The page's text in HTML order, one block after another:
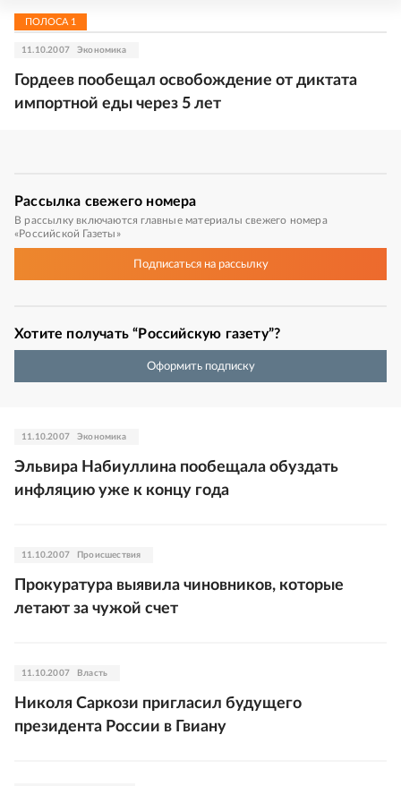
ПОЛОСА 1
11.10.2007 Экономика
Гордеев пообещал освобождение от диктата
импортной еды через 5 лет
Рассылка свежего номера
В рассылку включаются главные материалы свежего номера
«Российской Газеты»
Подписатьсяна рассылку
Хотите получать “Российскую газету”?
Оформить подписку
11.10.2007 Экономика
Эльвира Набиуллина пообещала обуздать
инфляцию уже к концу года
11.10.2007 Происшествия
Прокуратура выявила чиновников, которые
летают за чужой счет
11.10.2007 Власть
Николя Саркози пригласил будущего
президента России в Гвиану